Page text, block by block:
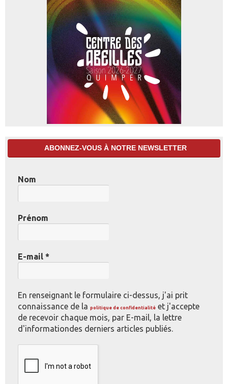
ABONNEZ-VOUS À NOTRE NEWSLETTER
Nom
Prénom
E-mail *
En renseignant le formulaire ci-dessus, j'ai prit
connaissance de la politique de confidentialité et j'accepte
de recevoir chaque mois, par E-mail, la lettre
d'informationdes derniers articles publiés.